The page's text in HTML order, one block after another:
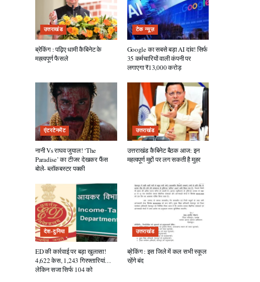
उत्तराखंड
ब्रेकिंग : पढ़िए धामी कैबिनेट के
महत्वपूर्ण फैसले
टेक न्यूज़
Google का सबसे बड़ा AI दांव! सिर्फ
35 कर्मचारियों वाली कंपनी पर
लगाएगा ₹13,000 करोड़
एंटरटेनमेंट
नानी Vs राघव जुयाल! ‘The
Paradise’ का टीजर देखकर फैंस
बोले- ब्लॉकबस्टर पक्की
उत्तराखंड
उत्तराखंड कैबिनेट बैठक आज: इन
महत्वपूर्ण मुद्दों पर लग सकती है मुहर
देश-दुनिया
ED की कार्रवाई पर बड़ा खुलासा!
4,622 केस, 1,243 गिरफ्तारियां…
लेकिन सजा सिर्फ 104 को
उत्तराखंड
ब्रेकिंग : इस जिले में कल सभी स्कूल
रहेंगे बंद